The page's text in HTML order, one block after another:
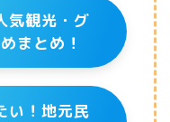
気観光・グ
まとめ！
い！地元民